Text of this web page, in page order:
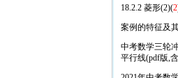
18.2.2 菱形(2)(2
案例的特征及
中考数学三轮
平行线(pdf版,